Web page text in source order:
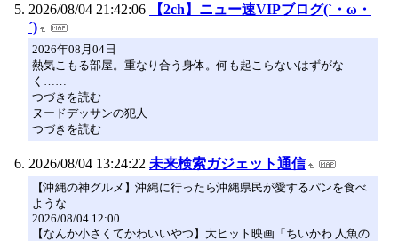
2026/08/04 21:42:06
【2ch】ニュー速VIPブログ(`・ω・
´)
2026年08月04日
熱気こもる部屋。重なり合う身体。何も起こらないはずがな
く……
つづきを読む
ヌードデッサンの犯人
つづきを読む
2026/08/04 13:24:22 未来検索ガジェット通信
【沖縄の神グルメ】沖縄に行ったら沖縄県民が愛するパンを食べ
ような
2026/08/04 12:00
【なんか小さくてかわいいやつ】大ヒット映画「ちいかわ 人魚の